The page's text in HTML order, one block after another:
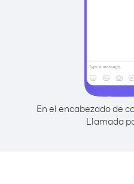
En el encabezado de
Llamada